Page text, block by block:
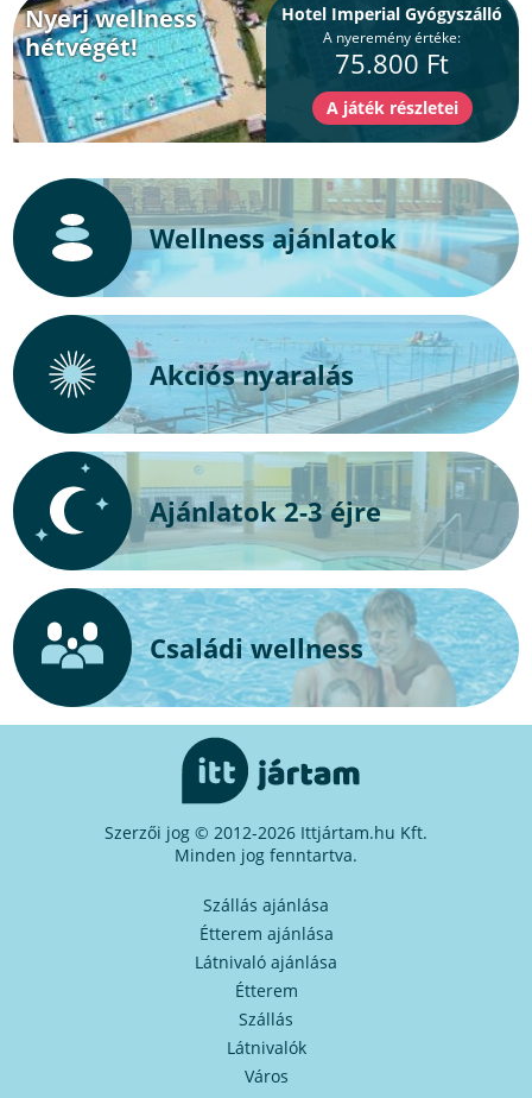
Nyerj wellness
hétvégét!
Hotel Imperial Gyógyszálló
A nyeremény értéke:
75.800 Ft
Wellness ajánlatok
Akciós nyaralás
Ajánlatok 2-3 éjre
Családi wellness
Szerzői jog © 2012-2026 Ittjártam.hu Kft.
Minden jog fenntartva.
Szállás ajánlása
Étterem ajánlása
Látnivaló ajánlása
Étterem
Szállás
Látnivalók
Város